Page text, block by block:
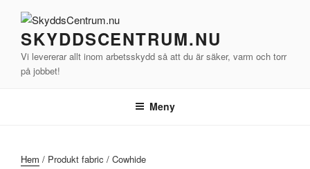
innehållSKYDDSCENTRUM.NU
Vi levererar allt inom arbetsskydd så att du är säker, varm och torr
på jobbet!
Meny
Hem / Produkt fabric / Cowhide